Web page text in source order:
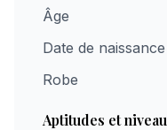
Âge
Date de naissance
Robe
Aptitudes et niveau